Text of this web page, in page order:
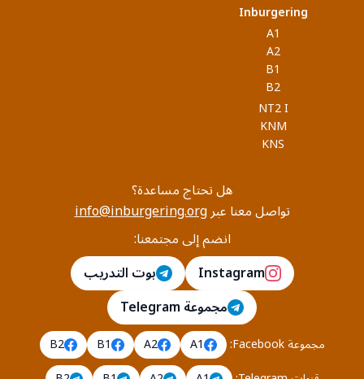
Inburgering
A1
A2
B1
B2
NT2 I
KNM
KNS
هل تحتاج مساعدة؟
تواصل معنا عبرinfo@inburgering.org
انضم إلى مجتمعنا:
Instagram
بوت التدريب
مجموعة Telegram
مجموعة Facebook :
A1
A2
B1
B2